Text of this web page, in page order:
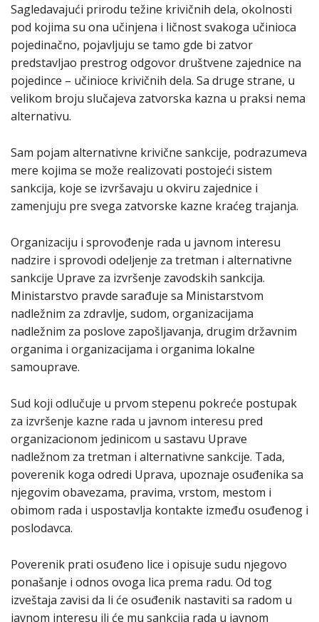
Sagledavajući prirodu težine krivičnih dela, okolnosti
pod kojima su ona učinjena i ličnost svakoga učinioca
pojedinačno, pojavljuju se tamo gde bi zatvor
predstavljao prestrog odgovor društvene zajednice na
pojedince – učinioce krivičnih dela. Sa druge strane, u
velikom broju slučajeva zatvorska kazna u praksi nema
alternativu.
Sam pojam alternativne krivične sankcije, podrazumeva
mere kojima se može realizovati postojeći sistem
sankcija, koje se izvršavaju u okviru zajednice i
zamenjuju pre svega zatvorske kazne kraćeg trajanja.
Organizaciju i sprovođenje rada u javnom interesu
nadzire i sprovodi odeljenje za tretman i alternativne
sankcije Uprave za izvršenje zavodskih sankcija.
Ministarstvo pravde sarađuje sa Ministarstvom
nadležnim za zdravlje, sudom, organizacijama
nadležnim za poslove zapošljavanja, drugim državnim
organima i organizacijama i organima lokalne
samouprave.
Sud koji odlučuje u prvom stepenu pokreće postupak
za izvršenje kazne rada u javnom interesu pred
organizacionom jedinicom u sastavu Uprave
nadležnom za tretman i alternativne sankcije. Tada,
poverenik koga odredi Uprava, upoznaje osuđenika sa
njegovim obavezama, pravima, vrstom, mestom i
obimom rada i uspostavlja kontakte između osuđenog i
poslodavca.
Poverenik prati osuđeno lice i opisuje sudu njegovo
ponašanje i odnos ovoga lica prema radu. Od tog
izveštaja zavisi da li će osuđenik nastaviti sa radom u
javnom interesu ili će mu sankcija rada u javnom